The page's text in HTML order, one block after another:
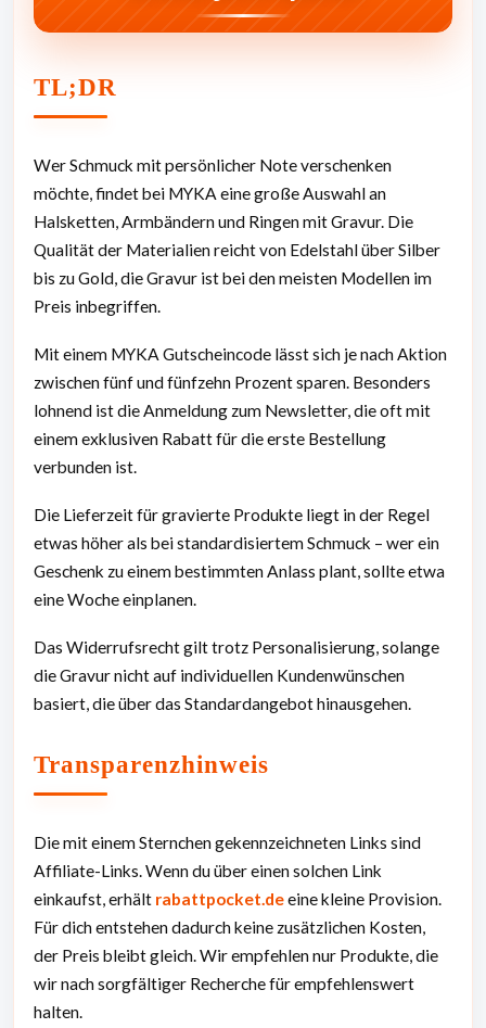
TL;DR
Wer Schmuck mit persönlicher Note verschenken
möchte, findet bei MYKA eine große Auswahl an
Halsketten, Armbändern und Ringen mit Gravur. Die
Qualität der Materialien reicht von Edelstahl über Silber
bis zu Gold, die Gravur ist bei den meisten Modellen im
Preis inbegriffen.
Mit einem MYKA Gutscheincode lässt sich je nach Aktion
zwischen fünf und fünfzehn Prozent sparen. Besonders
lohnend ist die Anmeldung zum Newsletter, die oft mit
einem exklusiven Rabatt für die erste Bestellung
verbunden ist.
Die Lieferzeit für gravierte Produkte liegt in der Regel
etwas höher als bei standardisiertem Schmuck – wer ein
Geschenk zu einem bestimmten Anlass plant, sollte etwa
eine Woche einplanen.
Das Widerrufsrecht gilt trotz Personalisierung, solange
die Gravur nicht auf individuellen Kundenwünschen
basiert, die über das Standardangebot hinausgehen.
Transparenzhinweis
Die mit einem Sternchen gekennzeichneten Links sind
Affiliate-Links. Wenn du über einen solchen Link
einkaufst, erhält rabattpocket.deeine kleine Provision.
Für dich entstehen dadurch keine zusätzlichen Kosten,
der Preis bleibt gleich. Wir empfehlen nur Produkte, die
wir nach sorgfältiger Recherche für empfehlenswert
halten.